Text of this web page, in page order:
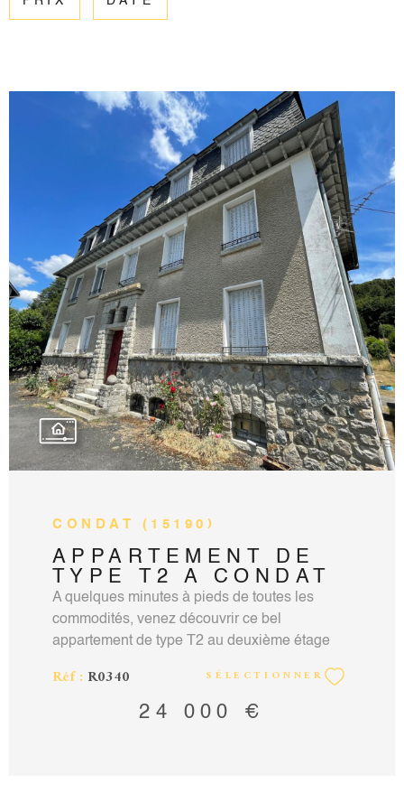
OFFRES
CONTACT
CONDAT (15190)
APPARTEMENT DE
TYPE T2 A CONDAT
A quelques minutes à pieds de toutes les
commodités, venez découvrir ce bel
appartement de type T2 au deuxième étage
dégagée sur le village de CONDAT. A rénover
entièrement, cet appartement se compose
Réf : R0340 SÉLECTIONNER
24 000 €
VOIR LE BIEN
PARTICULARITÉ
PARTICULARITÉ
RECHERCHER